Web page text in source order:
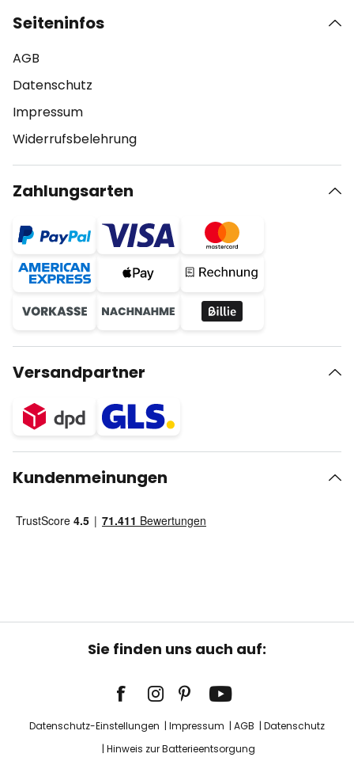
Seiteninfos
AGB
Datenschutz
Impressum
Widerrufsbelehrung
Zahlungsarten
Versandpartner
Kundenmeinungen
Sie finden uns auch auf:
Datenschutz-Einstellungen Impressum AGB
Datenschutz
Hinweis zur Batterieentsorgung